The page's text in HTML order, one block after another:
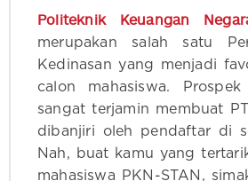
Politeknik Keuangan
merupakan salah satu
Kedinasan yang menjadi
calon mahasiswa.
sangat terjamin membuat
dibanjiri oleh pendaftar di
Nah, buat kamu yang
mahasiswa PKN-STAN,